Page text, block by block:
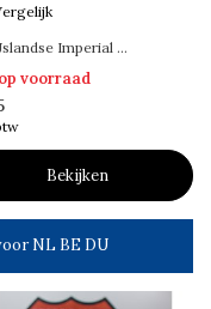
Imperial ...
voorraad
Bekijken
NL BE DU